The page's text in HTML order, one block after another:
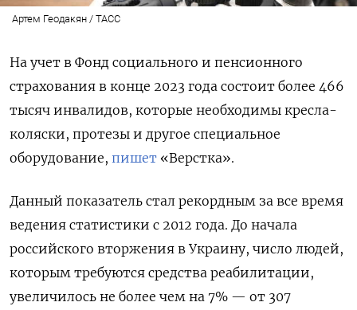
Артем Геодакян / ТАСС
На учет в Фонд социального и пенсионного
страхования в конце 2023 года состоит более 466
тысяч инвалидов, которые необходимы кресла-
коляски, протезы и другое специальное
оборудование, пишет «Верстка».
Данный показатель стал рекордным за все время
ведения статистики с 2012 года. До начала
российского вторжения в Украину, число людей,
которым требуются средства реабилитации,
увеличилось не более чем на 7% — от 307